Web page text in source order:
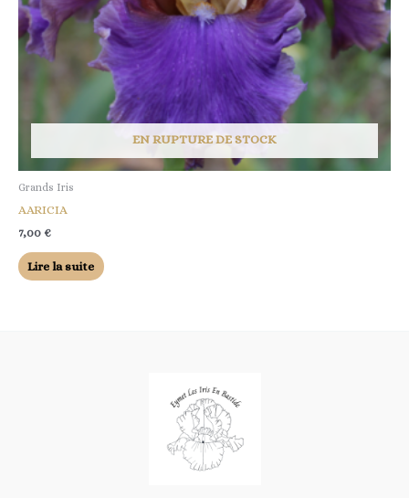
EN RUPTURE DE STOCK
Grands Iris
AARICIA
7,00 €
Lire la suite